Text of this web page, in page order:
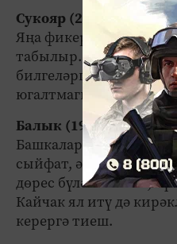
Сукояр (21 гыйнвар –
Яңа фикерләрегезгә
табылыр. Әмма
билгеләргә тиеш
югалтмагыз.
Балык (19 февраль –
Башкалар турында
сыйфат, әмма үзегезне
дөрес бүлә белсәгез,
Кайчак ял итү дә
керергә тиеш.